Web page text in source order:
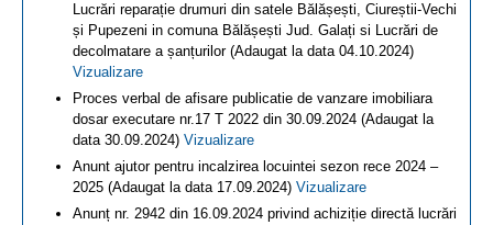
Lucrări reparație drumuri din satele Bălășești, Ciureștii-Vechi
și Pupezeni in comuna Bălășești Jud. Galați si Lucrări de
decolmatare a șanțurilor (Adaugat la data 04.10.2024)
Vizualizare
Proces verbal de afisare publicatie de vanzare imobiliara
dosar executare nr.17 T 2022 din 30.09.2024 (Adaugat la
data 30.09.2024) Vizualizare
Anunt ajutor pentru incalzirea locuintei sezon rece 2024 –
2025 (Adaugat la data 17.09.2024) Vizualizare
Anunț nr. 2942 din 16.09.2024 privind achiziție directă lucrări